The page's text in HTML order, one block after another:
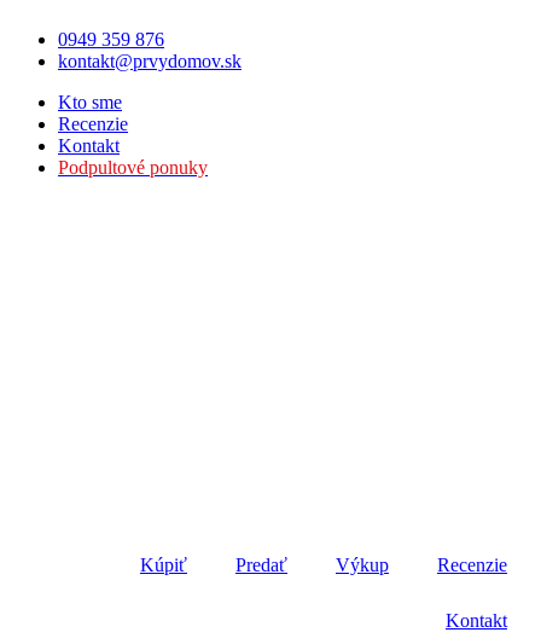
0949 359 876
kontakt@prvydomov.sk
Kto sme
Recenzie
Kontakt
Podpultové ponuky
Kúpiť Predať Výkup Recenzie
Kontakt